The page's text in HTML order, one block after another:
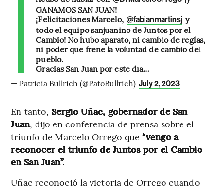
GANAMOS SAN JUAN!
¡Felicitaciones Marcelo, @fabianmartinsj y
todo el equipo sanjuanino de Juntos por el
Cambio! No hubo aparato, ni cambio de reglas,
ni poder que frene la voluntad de cambio del
pueblo.
Gracias San Juan por este día…
— Patricia Bullrich (@PatoBullrich) July 2, 2023
En tanto, Sergio Uñac, gobernador de San
Juan, dijo en conferencia de prensa sobre el
triunfo de Marcelo Orrego que“vengo a
reconocer el triunfo de Juntos por el Cambio
en San Juan”.
Uñac reconoció la victoria de Orrego cuando